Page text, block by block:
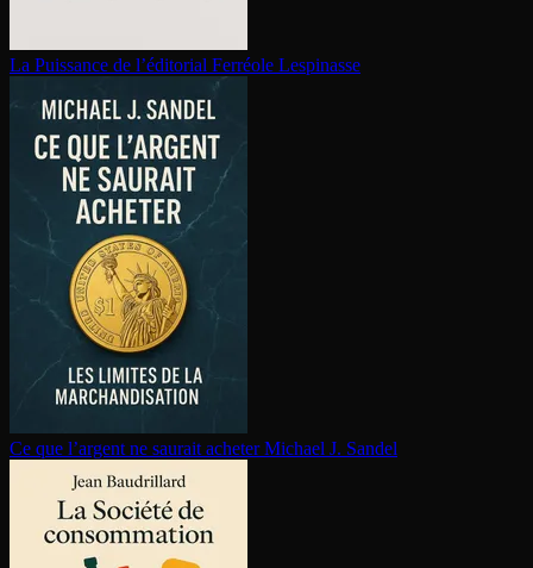
La Puissance de l’éditorial Ferréole Lespinasse
Ce que l’argent ne saurait acheter Michael J. Sandel